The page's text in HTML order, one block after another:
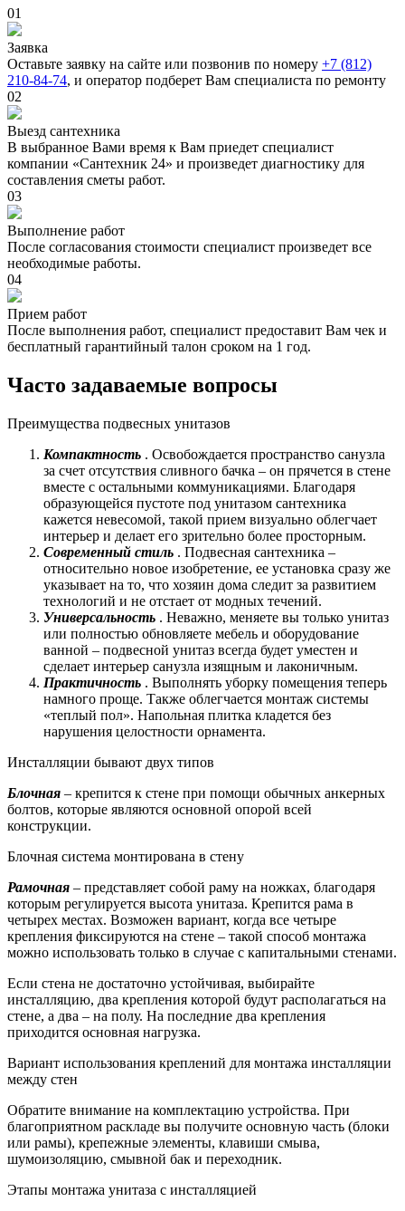
01
Заявка
Оставьте заявку на сайте или позвонив по номеру +7 (812)
210-84-74, и оператор подберет Вам специалиста по ремонту
02
Выезд сантехника
В выбранное Вами время к Вам приедет специалист
компании «Сантехник 24» и произведет диагностику для
составления сметы работ.
03
Выполнение работ
После согласования стоимости специалист произведет все
необходимые работы.
04
Прием работ
После выполнения работ, специалист предоставит Вам чек и
бесплатный гарантийный талон сроком на 1 год.
Часто задаваемые вопросы
Преимущества подвесных унитазов
Компактность . Освобождается пространство санузла
за счет отсутствия сливного бачка – он прячется в стене
вместе с остальными коммуникациями. Благодаря
образующейся пустоте под унитазом сантехника
кажется невесомой, такой прием визуально облегчает
интерьер и делает его зрительно более просторным.
Современный стиль . Подвесная сантехника –
относительно новое изобретение, ее установка сразу же
указывает на то, что хозяин дома следит за развитием
технологий и не отстает от модных течений.
Универсальность . Неважно, меняете вы только унитаз
или полностью обновляете мебель и оборудование
ванной – подвесной унитаз всегда будет уместен и
сделает интерьер санузла изящным и лаконичным.
Практичность . Выполнять уборку помещения теперь
намного проще. Также облегчается монтаж системы
«теплый пол». Напольная плитка кладется без
нарушения целостности орнамента.
Инсталляции бывают двух типов
Блочная – крепится к стене при помощи обычных анкерных
болтов, которые являются основной опорой всей
конструкции.
Блочная система монтирована в стену
Рамочная – представляет собой раму на ножках, благодаря
которым регулируется высота унитаза. Крепится рама в
четырех местах. Возможен вариант, когда все четыре
крепления фиксируются на стене – такой способ монтажа
можно использовать только в случае с капитальными стенами.
Если стена не достаточно устойчивая, выбирайте
инсталляцию, два крепления которой будут располагаться на
стене, а два – на полу. На последние два крепления
приходится основная нагрузка.
Вариант использования креплений для монтажа инсталляции
между стен
Обратите внимание на комплектацию устройства. При
благоприятном раскладе вы получите основную часть (блоки
или рамы), крепежные элементы, клавиши смыва,
шумоизоляцию, смывной бак и переходник.
Этапы монтажа унитаза с инсталляцией